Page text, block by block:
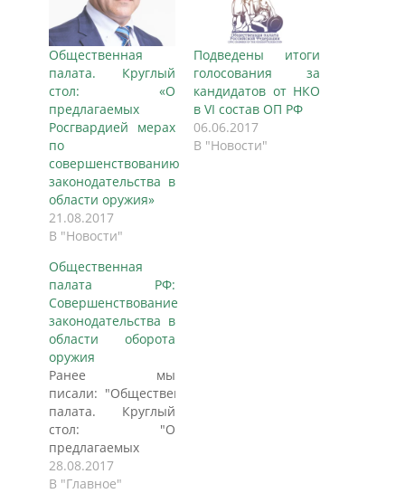
Общественная
палата. Круглый
стол: «О
предлагаемых
Росгвардией мерах
по
совершенствованию
законодательства в
области оружия»
21.08.2017
В "Новости"
Подведены итоги
голосования за
кандидатов от НКО
в VI состав ОП РФ
06.06.2017
В "Новости"
Общественная
палата РФ:
Совершенствование
законодательства в
области оборота
оружия
Ранее мы
писали: "Общественная
палата. Круглый
стол: "О
предлагаемых
Росгвардией мерах
по
28.08.2017
В "Главное"